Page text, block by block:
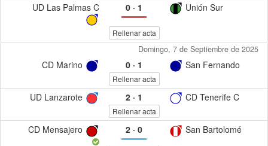
UD Las Palmas C 0· 1 Unión Sur
Rellenar acta
Domingo, 7 de Septiembre de 2025
CD Marino 0· 1 San Fernando
Rellenar acta
UD Lanzarote 2· 1 CD Tenerife C
Rellenar acta
CD Mensajero 2· 0 San Bartolomé